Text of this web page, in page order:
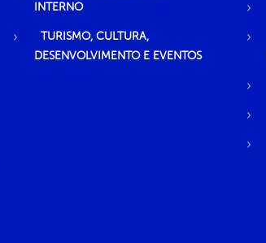
INTERNO
TURISMO, CULTURA,
DESENVOLVIMENTO E EVENTOS